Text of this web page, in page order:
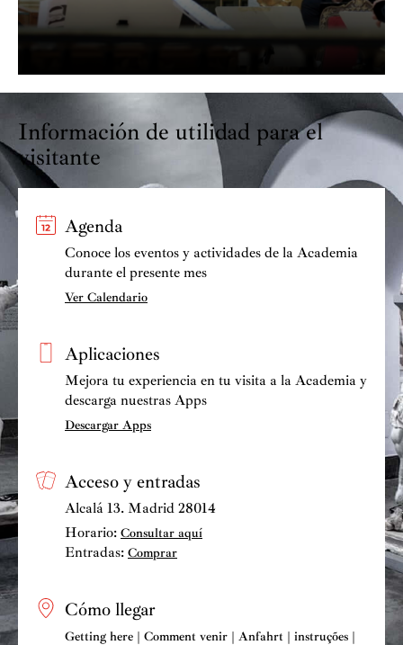
Información de utilidad para el
visitante
Agenda
Conoce los eventos y actividades de la Academia
durante el presente mes
Ver Calendario
Aplicaciones
Mejora tu experiencia en tu visita a la Academia y
descarga nuestras Apps
Descargar Apps
Acceso y entradas
Alcalá 13. Madrid 28014
Horario: Consultar aquí
Entradas: Comprar
Cómo llegar
Getting here | Comment venir | Anfahrt | instruções |